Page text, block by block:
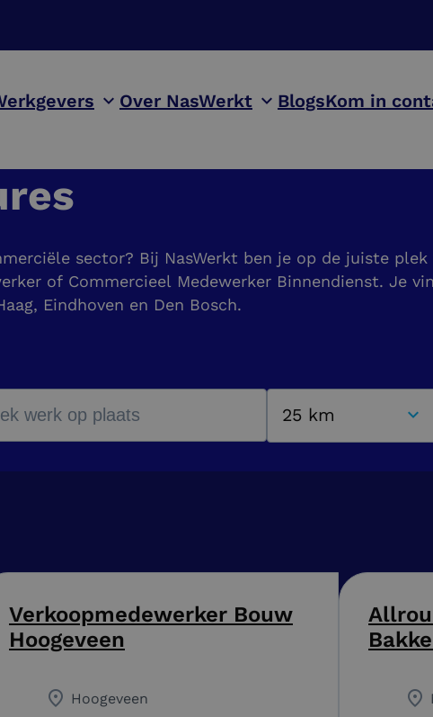
Over NasWerkt BlogsKom in
sector? Bij NasWerkt ben je op de juiste
of Commercieel Medewerker Binnendienst. Je
Eindhoven en Den Bosch.
25 km
Verkoopmedewerker Bouw
Hoogeveen
Hoogeveen